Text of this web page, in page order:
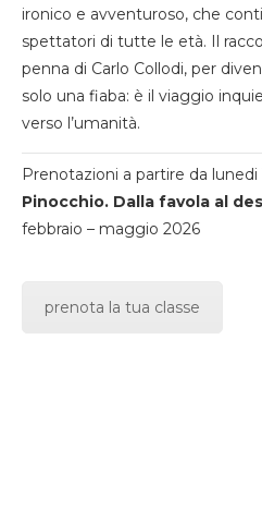
ironico e avventuroso, che
spettatori di tutte le età. Il
penna di Carlo Collodi, per
solo una fiaba: è il viaggio
verso l’umanità.
Prenotazioni a partire da lunedi
Pinocchio. Dalla favola al
febbraio – maggio 2026
prenota la tua classe